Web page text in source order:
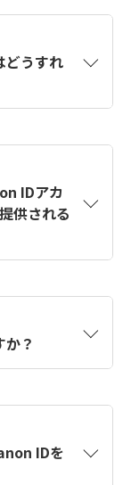
どうすれ
IDとは
？をご確認く
IDアカ
供される
アカウントを
を使用して
ます。
？
IDを